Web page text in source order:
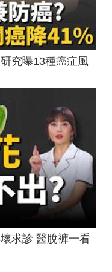
究曝13種癌症風
求診 醫脫褲一看